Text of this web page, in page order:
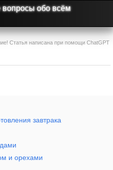
обо всём
Статья написана при помощи ChatGPT
завтрака
и орехами